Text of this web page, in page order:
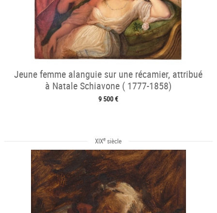
Jeune femme alanguie sur une récamier, attribué
à Natale Schiavone ( 1777-1858)
9 500 €
XIXe siècle